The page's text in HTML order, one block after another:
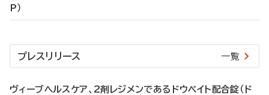
P）
プレスリリース 一覧
ヴィーブヘルスケア、2剤レジメンであるドウベイト配合錠（ド